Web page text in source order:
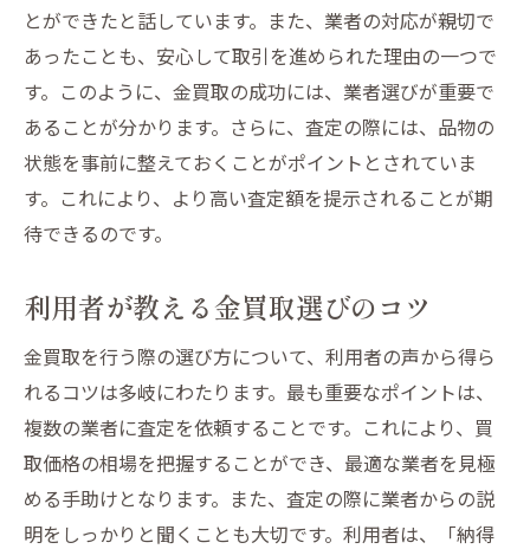
とができたと話しています。また、業者の対応が親切で
あったことも、安心して取引を進められた理由の一つで
す。このように、金買取の成功には、業者選びが重要で
あることが分かります。さらに、査定の際には、品物の
状態を事前に整えておくことがポイントとされていま
す。これにより、より高い査定額を提示されることが期
待できるのです。
利用者が教える金買取選びのコツ
金買取を行う際の選び方について、利用者の声から得ら
れるコツは多岐にわたります。最も重要なポイントは、
複数の業者に査定を依頼することです。これにより、買
取価格の相場を把握することができ、最適な業者を見極
める手助けとなります。また、査定の際に業者からの説
明をしっかりと聞くことも大切です。利用者は、「納得